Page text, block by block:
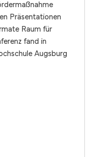
Präsentationen
Raum für
fand in
Augsburg